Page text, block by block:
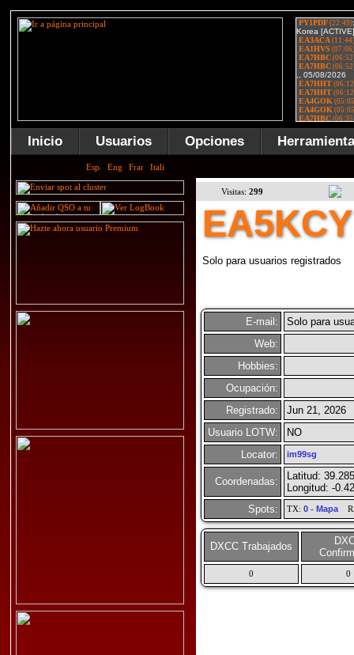
Inicio Usuarios Opciones
Visitas: 299
EA5KCY
Solo para usuarios registrados
E-mail:
Solo para
Web:
Hobbies:
Ocupación:
Registrado:
Jun 21, 2026
Usuario LOTW:
NO
Locator:
im99sg
Coordenadas:
Latitud:
Longitud: -
Spots:
TX: 0- Mapa
DXCC Trabajados
0 0